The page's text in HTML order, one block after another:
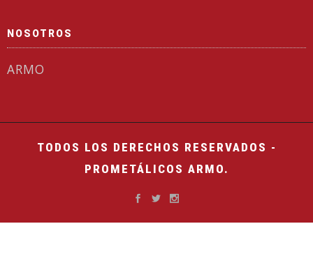
NOSOTROS
ARMO
TODOS LOS DERECHOS RESERVADOS -
PROMETÁLICOS ARMO.